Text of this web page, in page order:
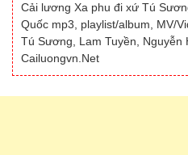
Cải lương Xa phu đi xứ Tú
Quốc mp3, playlist/album, MV/
Tú Sương, Lam Tuyền, Nguyễn
Cailuongvn.Net